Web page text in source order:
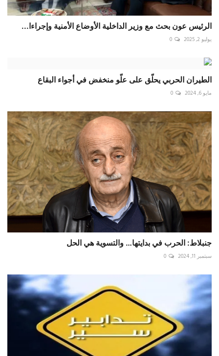
الرئيس عون بحث مع وزير الداخلية الأوضاع الأمنية وإجراءا...
يوليو 2, 2025 0
الطيران الحربي يحلّق على علّو منخفض في أجواء البقاع
مايو 6, 2024 0
جنبلاط: الحرب في بدايتها… والتسوية هي الحل
سبتمبر 11, 2024 0